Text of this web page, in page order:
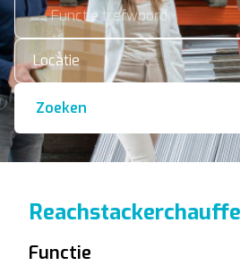
Locatie
Zoeken
Functie